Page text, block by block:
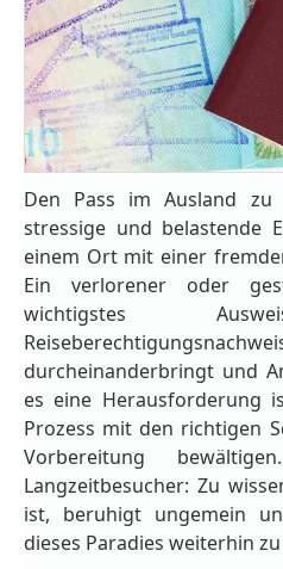
Den Pass im Ausland
stressige und belastende
einem Ort mit einer
Ein verlorener oder
wichtigstes
durcheinanderbringt und
es eine Herausforderung
Prozess mit den richtigen
Vorbereitung
Langzeitbesucher: Zu
ist, beruhigt ungemein
dieses Paradies weiterhin